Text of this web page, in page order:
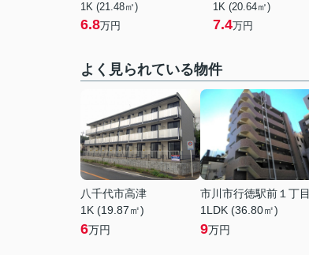
1K (21.48㎡)
6.8万円
1K (20.64㎡)
7.4万円
よく見られている物件
八千代市高津
1K (19.87㎡)
6万円
市川市行徳駅前１丁目
1LDK (36.80㎡)
9万円